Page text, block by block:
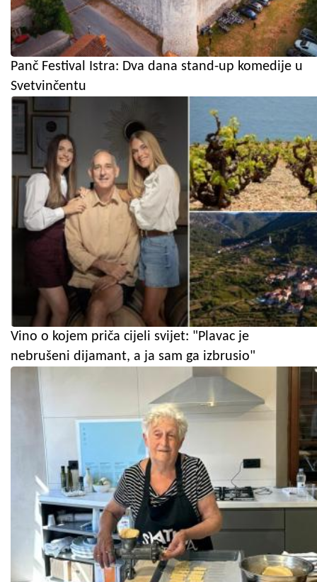
Panč Festival Istra: Dva dana stand-up komedije u
Svetvinčentu
Vino o kojem priča cijeli svijet: "Plavac je
nebrušeni dijamant, a ja sam ga izbrusio"